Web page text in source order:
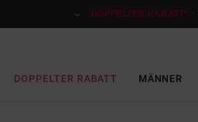
DOPPELTER RABATT*:
DOPPELTER RABATT MÄNNER